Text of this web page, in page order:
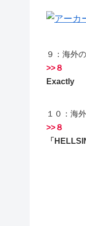
９：海外
>>８
Exactly
１０：海
>>８
「